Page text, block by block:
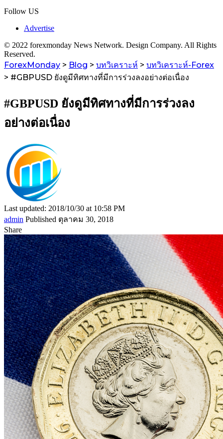
Follow US
Advertise
© 2022 forexmonday News Network. Design Company. All Rights
Reserved.
ForexMonday > Blog > บทวิเคราะห์ > บทวิเคราะห์-Forex
> #GBPUSD ยังดูมีทิศทางที่มีการร่วงลงอย่างต่อเนื่อง
#GBPUSD ยังดูมีทิศทางที่มีการร่วงลง
อย่างต่อเนื่อง
Last updated: 2018/10/30 at 10:58 PM
admin Published ตุลาคม 30, 2018
Share